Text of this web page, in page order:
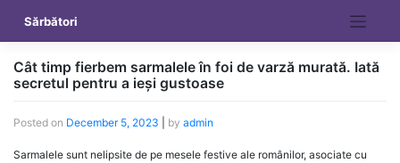
content
Sărbători
Cât timp fierbem sarmalele în foi de varză murată. Iată
secretul pentru a ieși gustoase
Posted on December 5, 2023 by admin
Sarmalele sunt nelipsite de pe mesele festive ale românilor, asociate cu